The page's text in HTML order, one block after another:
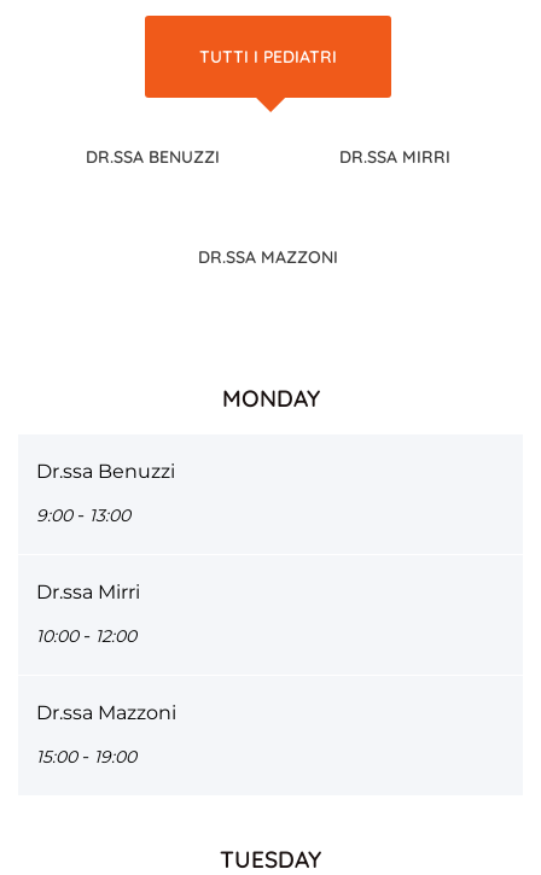
TUTTI I PEDIATRI
DR.SSA BENUZZI DR.SSA MIRRI
DR.SSA MAZZONI
MONDAY
Dr.ssa Benuzzi
9:00 - 13:00
Dr.ssa Mirri
10:00 - 12:00
Dr.ssa Mazzoni
15:00 - 19:00
TUESDAY